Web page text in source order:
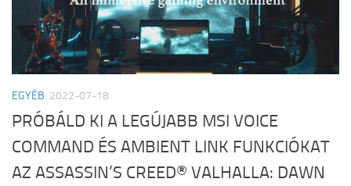
EGYÉB 2022-07-18
PRÓBÁLD KI A LEGÚJABB MSI VOICE
COMMAND ÉS AMBIENT LINK FUNKCIÓKAT
AZ ASSASSIN’S CREED® VALHALLA: DAWN